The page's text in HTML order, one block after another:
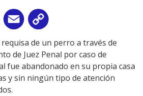
WhatsApp
Email
Link
de un perro a través de
de Juez Penal por caso de
fue abandonado en su propia casa
y sin ningún tipo de atención